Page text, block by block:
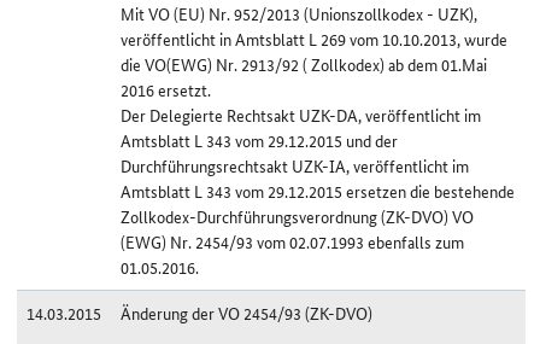
Mit VO (EU) Nr. 952/2013 (Unionszollkodex - UZK),
veröffentlicht in Amtsblatt L 269 vom 10.10.2013, wurde
die VO(EWG) Nr. 2913/92 ( Zollkodex) ab dem 01.Mai
2016 ersetzt.
Der Delegierte Rechtsakt UZK-DA, veröffentlicht im
Amtsblatt L 343 vom 29.12.2015 und der
Durchführungsrechtsakt UZK-IA, veröffentlicht im
Amtsblatt L 343 vom 29.12.2015 ersetzen die bestehende
Zollkodex-Durchführungsverordnung (ZK-DVO) VO
(EWG) Nr. 2454/93 vom 02.07.1993 ebenfalls zum
01.05.2016.
14.03.2015
Änderung der VO 2454/93 (ZK-DVO)